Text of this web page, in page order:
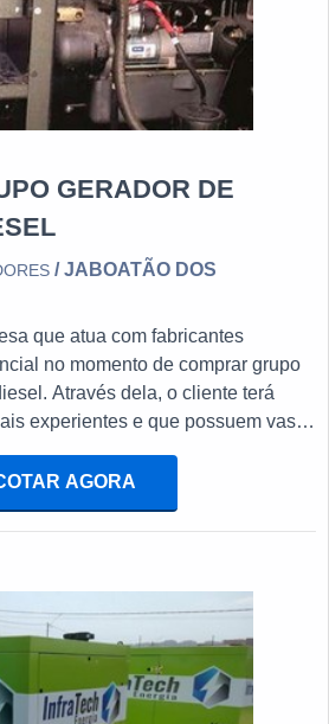
GERADOR DE
/ JABOATÃO DOS
que atua com fabricantes
no momento de comprar grupo
Através dela, o cliente terá
experientes e que possuem vasto
GERADOR DE ENERGIA É
os geradores de energia exercem
rotinas industriais, pois são
mome
AGORA